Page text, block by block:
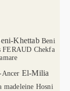
Khettab Beni
FERAUD Chekfa
El-Milia
madeleine Hosni